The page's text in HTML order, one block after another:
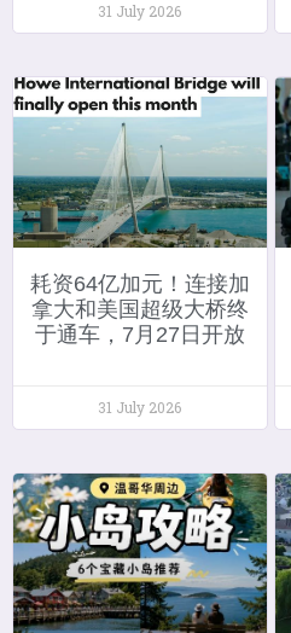
31 July 2026
耗资64亿加元！连接加
拿大和美国超级大桥终
于通车，7月27日开放
31 July 2026